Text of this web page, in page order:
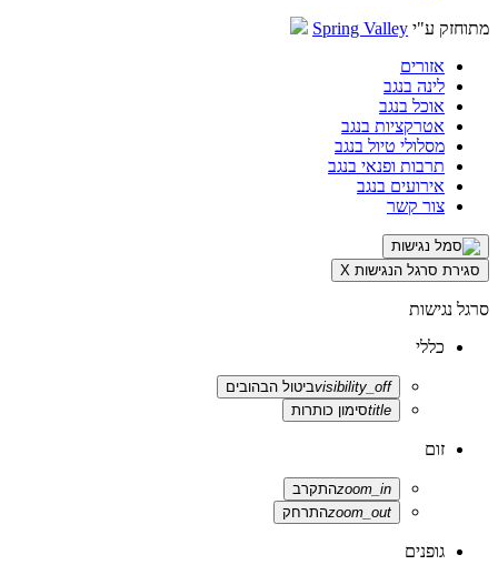
מתוחזק ע"י Spring Valley
אזורים
לינה בנגב
אוכל בנגב
אטרקציות בנגב
מסלולי טיול בנגב
תרבות ופנאי בנגב
אירועים בנגב
צור קשר
סגירת סרגל הנגישות X
סרגל נגישות
כללי
visibility_offביטול הבהובים
titleסימון כותרות
זום
zoom_inהתקרב
zoom_outהתרחק
גופנים